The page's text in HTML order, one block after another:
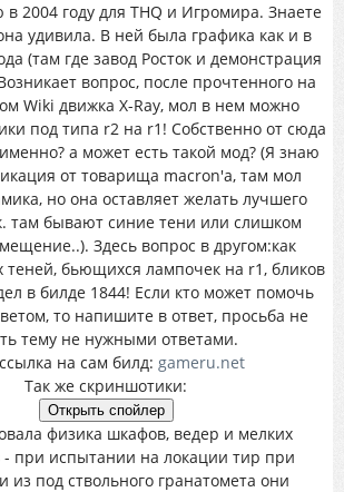
2004 году для THQ и Игромира. Знаете
удивила. В ней была графика как и в
(там где завод Росток и демонстрация
вопрос, после прочтенного на
Wiki движка X-Ray, мол в нем можно
под типа r2 на r1! Собственно от сюда
а может есть такой мод? (Я знаю
от товарища macron'a, там мол
но она оставляет желать лучшего
там бывают синие тени или слишком
Здесь вопрос в другом:как
теней, бьющихся лампочек на r1, бликов
в билде 1844! Если кто может помочь
то напишите в ответ, просьба не
тему не нужными ответами.
на сам билд: gameru.net
Так же скриншотики:
физика шкафов, ведер и мелких
- при испытании на локации тир при
из под ствольного гранатомета они